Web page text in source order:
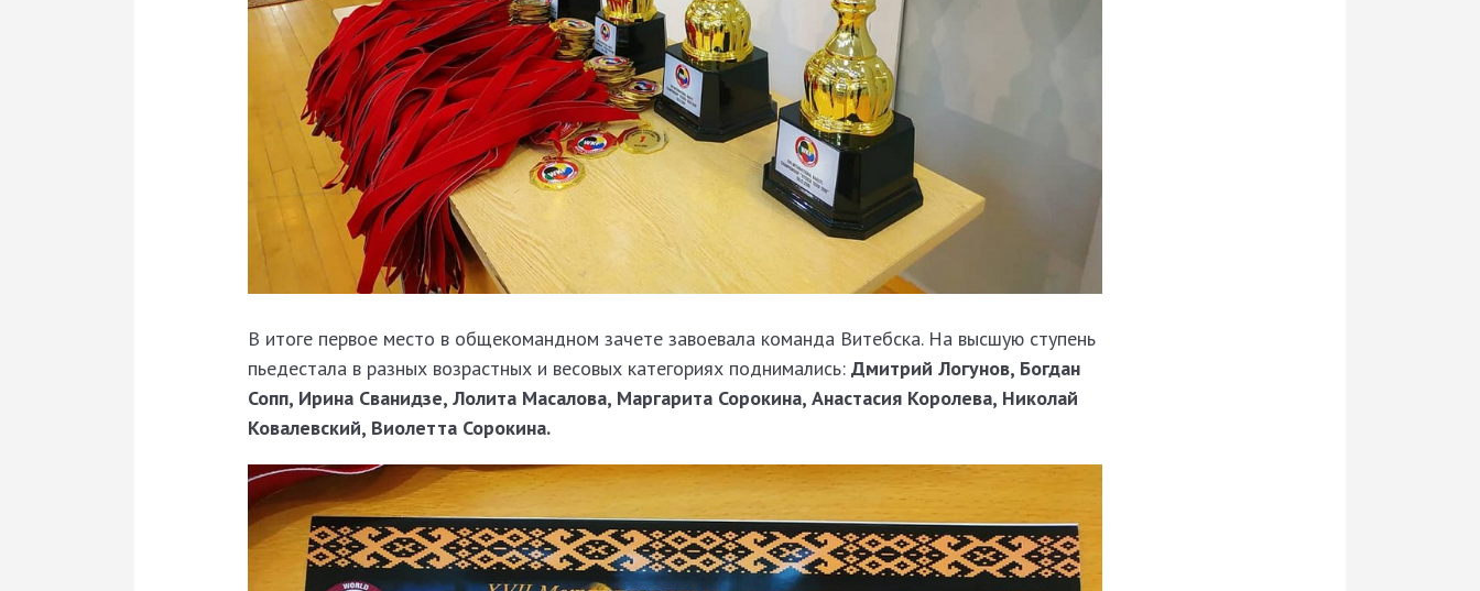
В итоге первое место в общекомандном зачете завоевала команда Витебска. На высшую ступень
пьедестала в разных возрастных и весовых категориях поднимались: Дмитрий Логунов, Богдан
Сопп, Ирина Сванидзе, Лолита Масалова, Маргарита Сорокина, Анастасия Королева, Николай
Ковалевский, Виолетта Сорокина.